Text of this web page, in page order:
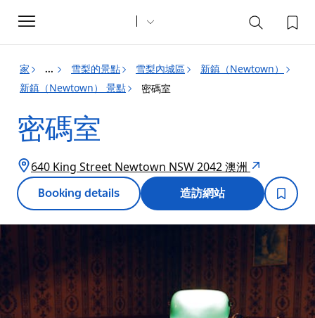
Toggle
navigation
家 ... 雪梨的景點 雪梨內城區
新鎮（Newtown）
新鎮（Newtown） 景點
密碼室
密碼室
640 King Street Newtown NSW 2042 澳洲
Booking details 造訪網站